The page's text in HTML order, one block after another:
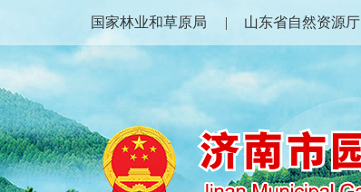
国家林业和草原局 山东省自然资源厅